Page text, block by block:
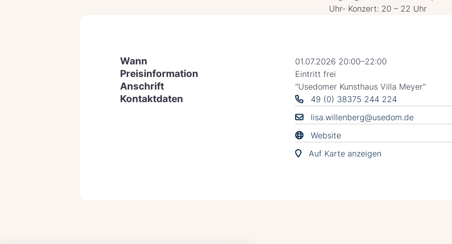
Uhr- Konzert: 20 – 22 Uhr
Wann 01.07.2026 20:00–22:00
Preisinformation Eintritt frei
Anschrift "Usedomer Kunsthaus Villa Meyer"
Kontaktdaten
49 (0) 38375 244 224
lisa.willenberg@usedom.de
Website
Auf Karte anzeigen